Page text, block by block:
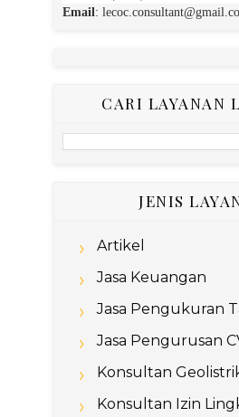
Email:
CARI LAYANAN
JENIS
Artikel
Jasa Keuangan
Jasa Pengukuran
Jasa Pengurusan
Konsultan
Konsultan Izin